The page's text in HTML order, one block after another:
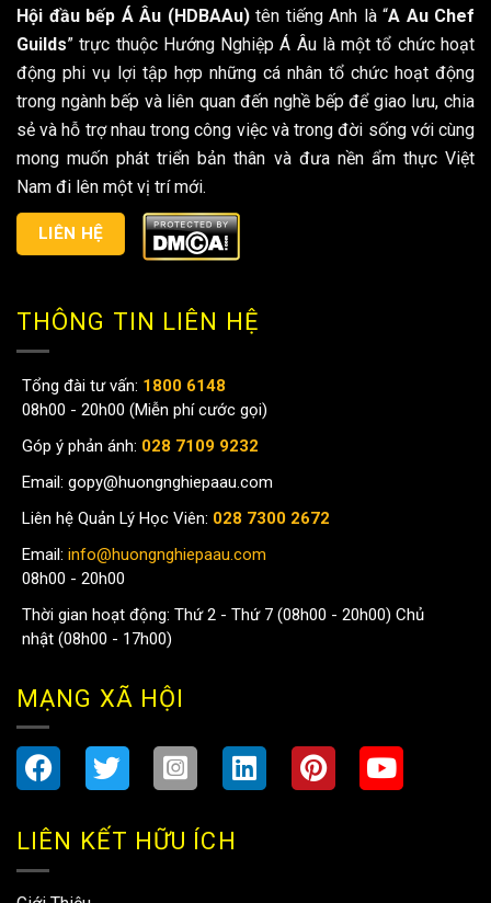
Hội đầu bếp Á Âu (HDBAAu)tên tiếng Anh là “A Au Chef
Guilds” trực thuộc Hướng Nghiệp Á Âu là một tổ chức hoạt
động phi vụ lợi tập hợp những cá nhân tổ chức hoạt động
trong ngành bếp và liên quan đến nghề bếp để giao lưu, chia
sẻ và hỗ trợ nhau trong công việc và trong đời sống với cùng
mong muốn phát triển bản thân và đưa nền ẩm thực Việt
Nam đi lên một vị trí mới.
LIÊN HỆ
THÔNG TIN LIÊN HỆ
Tổng đài tư vấn: 1800 6148
08h00 - 20h00 (Miễn phí cước gọi)
Góp ý phản ánh: 028 7109 9232
Email: gopy@huongnghiepaau.com
Liên hệ Quản Lý Học Viên: 028 7300 2672
Email: info@huongnghiepaau.com
08h00 - 20h00
Thời gian hoạt động: Thứ 2 - Thứ 7 (08h00 - 20h00) Chủ
nhật (08h00 - 17h00)
MẠNG XÃ HỘI
LIÊN KẾT HỮU ÍCH